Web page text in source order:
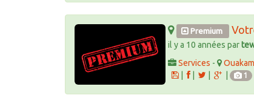
Premium
il y a 10 années par
Services -
Ouakam
|
1